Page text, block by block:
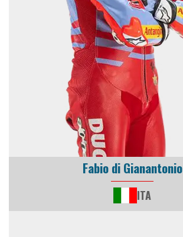
Fabio di Gianantonio
ITA